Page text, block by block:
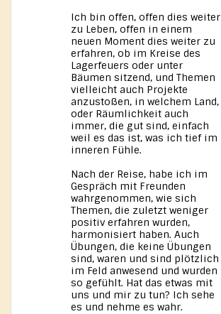
Ich bin offen, offen dies weiter
zu Leben, offen in einem
neuen Moment dies weiter zu
erfahren, ob im Kreise des
Lagerfeuers oder unter
Bäumen sitzend, und Themen
vielleicht auch Projekte
anzustoßen, in welchem Land,
oder Räumlichkeit auch
immer, die gut sind, einfach
weil es das ist, was ich tief im
inneren Fühle.
Nach der Reise, habe ich im
Gespräch mit Freunden
wahrgenommen, wie sich
Themen, die zuletzt weniger
positiv erfahren wurden,
harmonisiert haben. Auch
Übungen, die keine Übungen
sind, waren und sind plötzlich
im Feld anwesend und wurden
so gefühlt. Hat das etwas mit
uns und mir zu tun? Ich sehe
es und nehme es wahr.